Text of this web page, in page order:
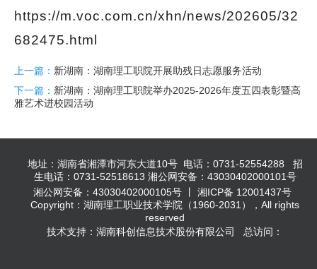
https://m.voc.com.cn/xhn/news/202605/32
682475.html
上一篇： 新湖南：湖南理工职院开展助残日志愿服务活动
下一篇： 新湖南：湖南理工职院举办2025-2026年度五四表彰暨高
雅艺术进校园活动
地址：湖南省湘潭市河东大道10号 电话：0731-52554288 招
生电话：0731-52518613 湘公网安备：43030402000101号
湘公网安备：43030402000105号 丨 湘ICP备 12001437号
Copyright：湖南理工职业技术学院（1960-2031），All rights
reserved
技术支持：湖南科创信息技术股份有限公司 总访问：